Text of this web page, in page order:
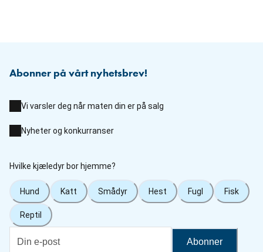
Abonner på vårt nyhetsbrev!
Vi varsler deg når maten din er på salg
Nyheter og konkurranser
Hvilke kjæledyr bor hjemme?
Hund Katt Smådyr Hest Fugl Fisk
Reptil
Abonner